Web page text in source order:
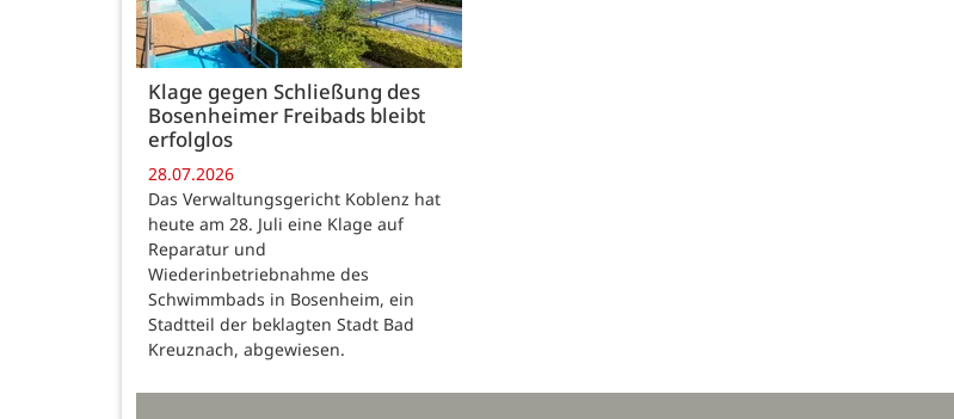
Klage gegen Schließung des
Bosenheimer Freibads bleibt
erfolglos
28.07.2026
Das Verwaltungsgericht Koblenz hat
heute am 28. Juli eine Klage auf
Reparatur und
Wiederinbetriebnahme des
Schwimmbads in Bosenheim, ein
Stadtteil der beklagten Stadt Bad
Kreuznach, abgewiesen.